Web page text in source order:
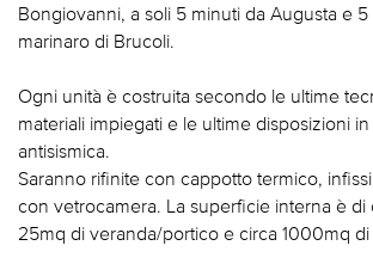
Bongiovanni, a soli 5 minuti da Augusta e
marinaro di Brucoli.
Ogni unità è costruita secondo le ultime
materiali impiegati e le ultime disposizioni in
antisismica.
Saranno rifinite con cappotto termico,
con vetrocamera. La superficie interna è di
25mq di veranda/portico e circa 1000mq